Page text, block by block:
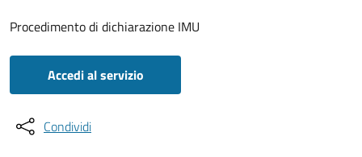
Procedimento di dichiarazione IMU
Accedi al servizio
Condividi